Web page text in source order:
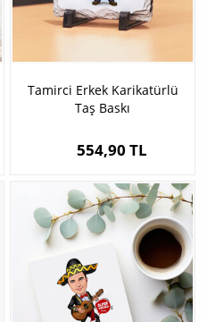
Tamirci Erkek Karikatürlü
Taş Baskı
554,90 TL